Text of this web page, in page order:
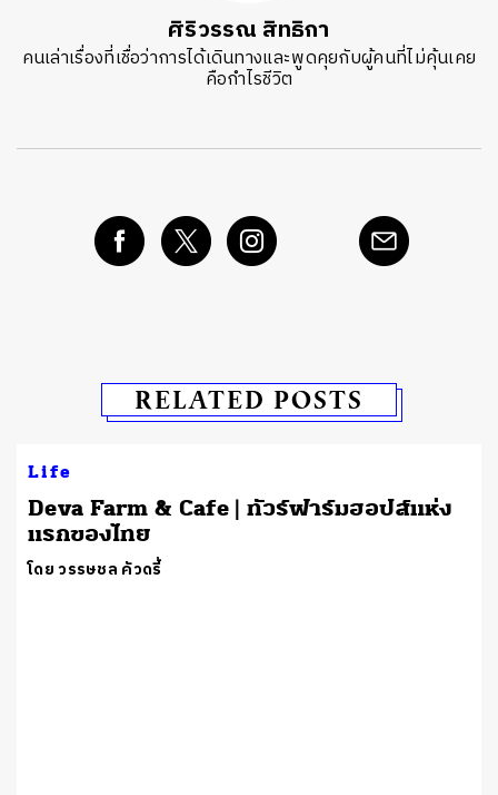
ศิริวรรณ สิทธิกา
คนเล่าเรื่องที่เชื่อว่าการได้เดินทางและพูดคุยกับผู้คนที่ไม่คุ้นเคย
คือกำไรชีวิต
RELATED POSTS
Life
Deva Farm & Cafe | ทัวร์ฟาร์มฮอปส์แห่ง
แรกของไทย
โดย วรรษชล คัวดรี้